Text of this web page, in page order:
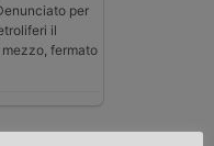
per
il
fermato